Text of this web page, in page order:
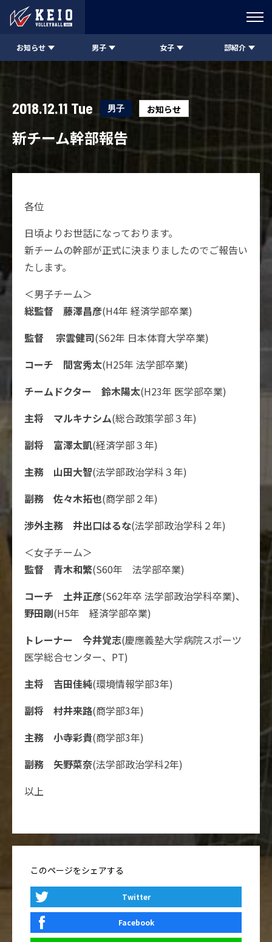
お知らせ 男子 女子 部紹介
2018.12.11 Tue 男子 お知らせ
新チーム幹部報告
各位
日頃よりお世話になっております。
新チームの幹部が正式に決まりましたのでご報告い
たします。
＜男子チーム＞
総監督 藤澤昌彦(H4年 経済学部卒業)
監督 宗雲健司(S62年 日本体育大学卒業)
コーチ 間宮秀太(H25年 法学部卒業)
チームドクター 鈴木陽太(H23年 医学部卒業)
主将 マルキナシム(総合政策学部３年)
副将 富澤太凱(経済学部３年)
主務 山田大智(法学部政治学科３年)
副務 佐々木拓也(商学部２年)
渉外主務 井出口はるな(法学部政治学科２年)
＜女子チーム＞
監督 青木和繁(S60年 法学部卒業)
コーチ 土井正彦(S62年卒 法学部政治学科卒業)、
野田剛(H5年 経済学部卒業)
トレーナー 今井覚志(慶應義塾大学病院スポーツ
医学総合センター、PT)
主将 吉田佳純(環境情報学部3年)
副将 村井来路(商学部3年)
主務 小寺彩貴(商学部3年)
副務 矢野菜奈(法学部政治学科2年)
以上
このページをシェアする
Twitter
Facebook